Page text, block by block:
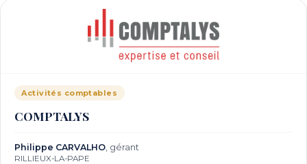
Activités comptables
COMPTALYS
Philippe CARVALHO , gérant
RILLIEUX-LA-PAPE